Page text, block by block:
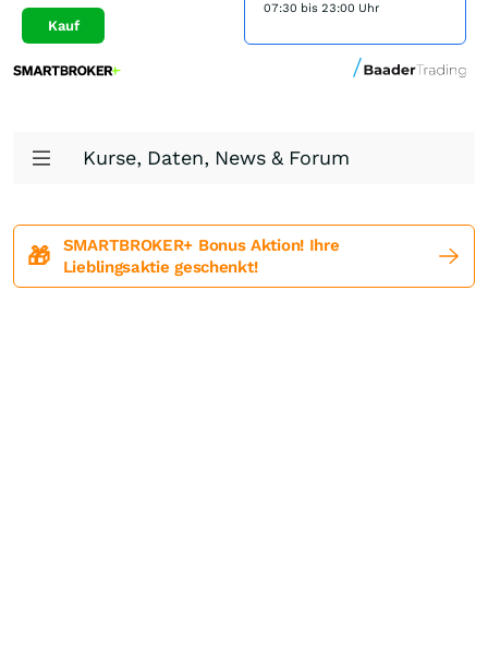
Kauf
07:30 bis 23:00 Uhr
Kurse, Daten, News & Forum
🎁
SMARTBROKER+ Bonus Aktion! Ihre
Lieblingsaktie geschenkt!